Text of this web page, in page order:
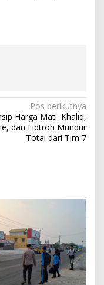
Pos berikutnya
Harga Mati: Khaliq,
dan Fidtroh Mundur
Total dari Tim 7